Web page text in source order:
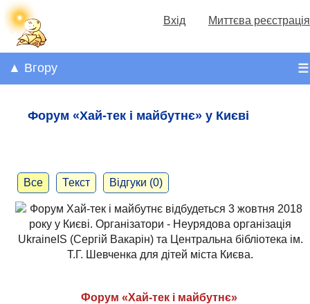
Вхід Миттєва реєстрація
☰
▲ Вгору
Форум «Хай-тек і майбутнє» у Києві
Все Текст Відгуки (0)
Форум «Хай-тек і майбутнє»